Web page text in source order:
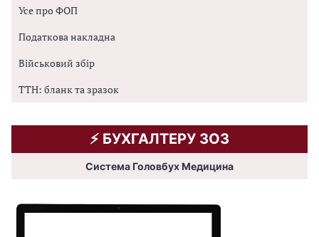
Усе про ФОП
Податкова накладна
Військовий збір
ТТН: бланк та зразок
⚡️ БУХГАЛТЕРУ ЗОЗ
Система Головбух Медицина